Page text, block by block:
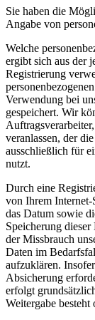
Sie haben die
Angabe von
Welche
ergibt sich aus der
Registrierung
Verwendung bei
gespeichert. Wir
veranlassen, der
ausschließlich für
nutzt.
Durch eine
von Ihrem Internet-
das Datum sowie
Speicherung
der Missbrauch
Daten im
aufzuklären.
Absicherung
erfolgt
Weitergabe